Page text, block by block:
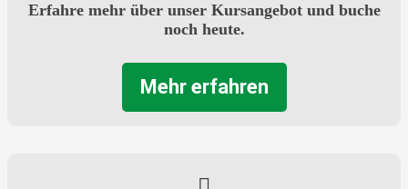
Erfahre mehr über unser Kursangebot und buche
noch heute.
Mehr erfahren